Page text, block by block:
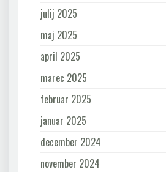
julij 2025
maj 2025
april 2025
marec 2025
februar 2025
januar 2025
december 2024
november 2024